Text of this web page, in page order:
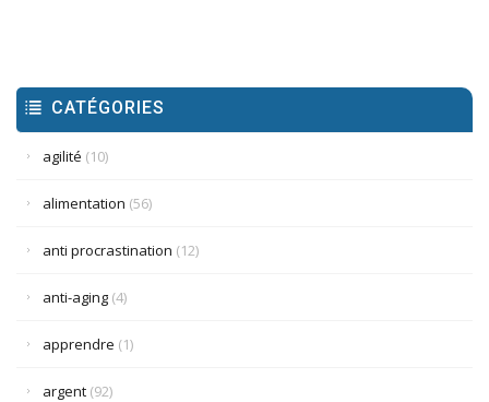
CATÉGORIES
agilité (10)
alimentation (56)
anti procrastination (12)
anti-aging (4)
apprendre (1)
argent (92)